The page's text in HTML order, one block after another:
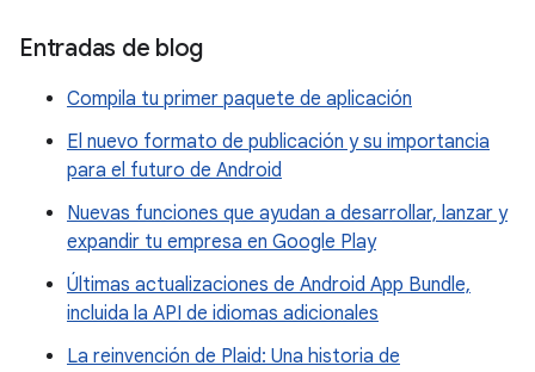
Entradas de blog
Compila tu primer paquete de aplicación
El nuevo formato de publicación y su importancia
para el futuro de Android
Nuevas funciones que ayudan a desarrollar, lanzar y
expandir tu empresa en Google Play
Últimas actualizaciones de Android App Bundle,
incluida la API de idiomas adicionales
La reinvención de Plaid: Una historia de